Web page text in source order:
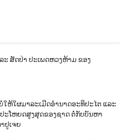
ະ ສັດປ່າ ປະເພດຫວງຫ້າມ ຂອງ
ໃຫ້ໃຜມາລະເມີດອຳນາດອະທິປະໄຕ ແລະ
ະໂຫຍດສູງສຸດຂອງຊາດ ຕໍ່ກັບບັນຫາ
ປູເຈຍ